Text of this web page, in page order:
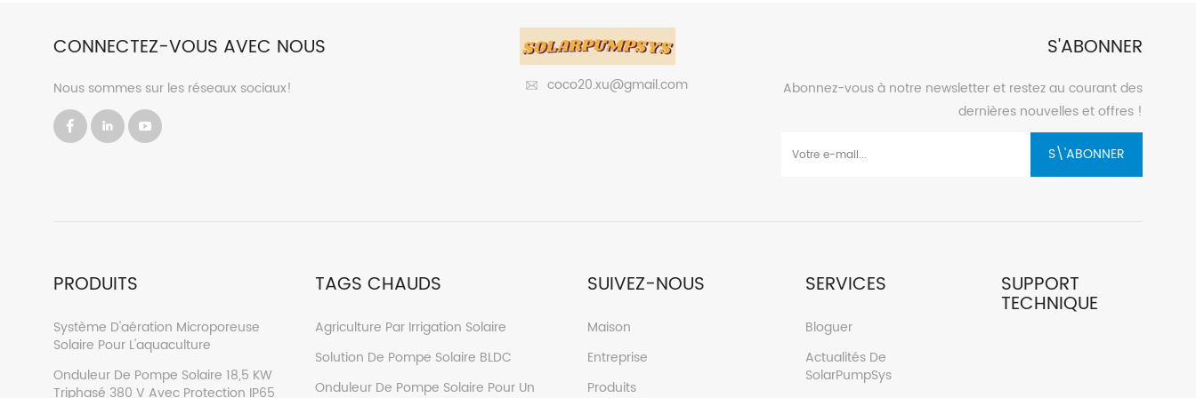
CONNECTEZ-VOUS AVEC NOUS
Nous sommes sur les réseaux sociaux! coco20.xu@gmail.com
S'ABONNER
Abonnez-vous à notre newsletter et restez au courant des
dernières nouvelles et offres !
S\'ABONNER
PRODUITS
Système D'aération Microporeuse
Solaire Pour L'aquaculture
Onduleur De Pompe Solaire 18,5 KW
Triphasé 380 V Avec Protection IP65
TAGS CHAUDS
Agriculture Par Irrigation Solaire
Solution De Pompe Solaire BLDC
Onduleur De Pompe Solaire Pour Un
SUIVEZ-NOUS
Maison
Entreprise
Produits
SERVICES
Bloguer
Actualités De
SolarPumpSys
SUPPORT
TECHNIQUE